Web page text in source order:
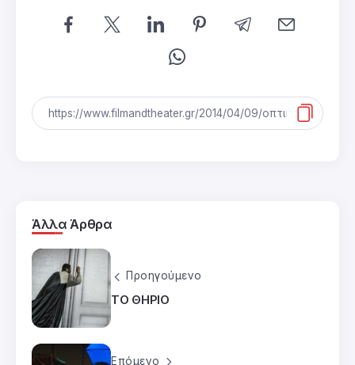
Άλλα Άρθρα
Προηγούμενο
ΤΟ ΘΗΡΙΟ
Επόμενο